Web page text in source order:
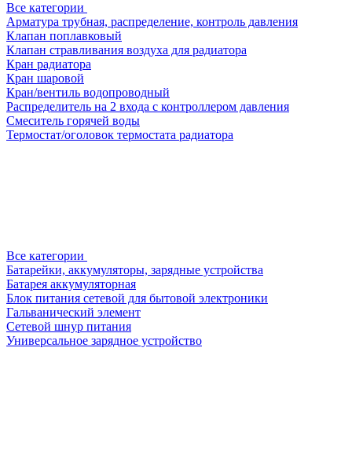
Все категории
Арматура трубная, распределение, контроль давления
Клапан поплавковый
Клапан стравливания воздуха для радиатора
Кран радиатора
Кран шаровой
Кран/вентиль водопроводный
Распределитель на 2 входа с контроллером давления
Смеситель горячей воды
Термостат/оголовок термостата радиатора
Все категории
Батарейки, аккумуляторы, зарядные устройства
Батарея аккумуляторная
Блок питания сетевой для бытовой электроники
Гальванический элемент
Сетевой шнур питания
Универсальное зарядное устройство